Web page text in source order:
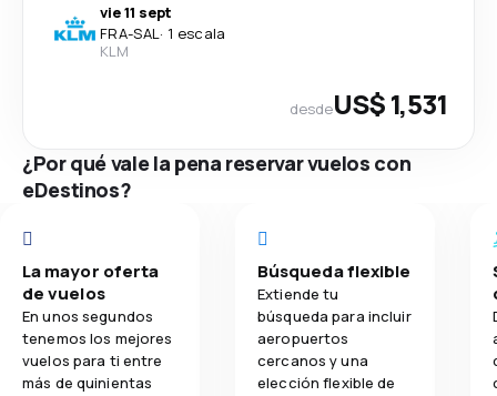
vie 11 sept
FRA-SAL· 1 escala
KLM
desdeUS$ 1,531
¿Por qué vale la pena reservar vuelos con
eDestinos?
La mayor oferta
de vuelos
En unos segundos
tenemos los mejores
vuelos para ti entre
más de quinientas
Búsqueda flexible
Extiende tu
búsqueda para incluir
aeropuertos
cercanos y una
elección flexible de